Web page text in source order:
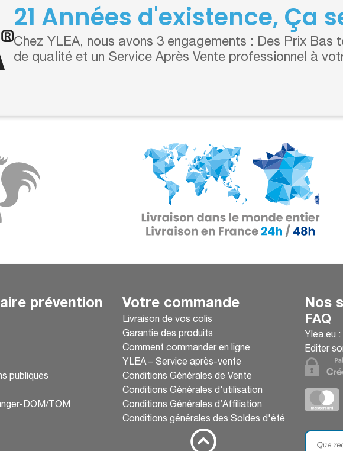
21 Années d'existence, Ça
Chez YLEA, nous avons 3 engagements : Des Prix Bas
de qualité et un Service Après Vente professionnel à
prévention
publiques
DOM/TOM
Votre commande
Livraison de vos colis
Garantie des produits
Comment commander en ligne
YLEA – Service après-vente
Conditions Générales de Vente
Conditions Générales d'utilisation
Conditions Générales d’Affiliation
Conditions générales des Soldes d'été
Nos
FAQ
Ylea.eu
Editer